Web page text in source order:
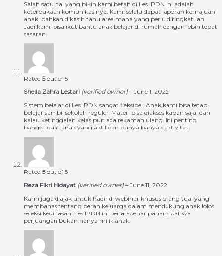
Salah satu hal yang bikin kami betah di Les IPDN ini adalah
keterbukaan komunikasinya. Kami selalu dapat laporan kemajuan
anak, bahkan dikasih tahu area mana yang perlu ditingkatkan.
Jadi kami bisa ikut bantu anak belajar di rumah dengan lebih tepat
sasaran.
Rated 5out of 5
Sheila Zahra Lestari (verified owner) – June 1, 2022
Sistem belajar di Les IPDN sangat fleksibel. Anak kami bisa tetap
belajar sambil sekolah reguler. Materi bisa diakses kapan saja, dan
kalau ketinggalan kelas pun ada rekaman ulang. Ini penting
banget buat anak yang aktif dan punya banyak aktivitas.
Rated 5out of 5
Reza Fikri Hidayat (verified owner) – June 11, 2022
Kami juga diajak untuk hadir di webinar khusus orang tua, yang
membahas tentang peran keluarga dalam mendukung anak lolos
seleksi kedinasan. Les IPDN ini benar-benar paham bahwa
perjuangan bukan hanya milik anak.